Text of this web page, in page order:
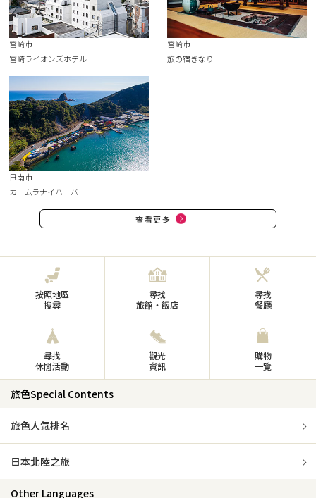
宮崎市
宮崎ライオンズホテル
宮崎市
旅の宿きなり
日南市
カームラナイハーバー
查看更多
按照地區
搜尋
尋找
旅館・飯店
尋找
餐廳
尋找
休閒活動
觀光
資訊
購物
一覽
旅色Special Contents
旅色人氣排名
日本北陸之旅
Other Languages